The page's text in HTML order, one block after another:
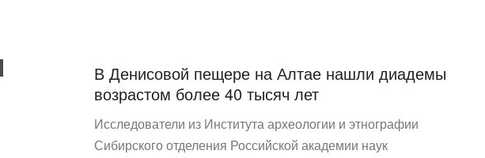
В Денисовой пещере на Алтае нашли диадемы
возрастом более 40 тысяч лет
Исследователи из Института археологии и этнографии
Сибирского отделения Российской академии наук